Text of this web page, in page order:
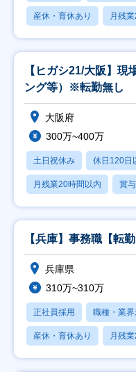
産休・育休あり 月残
【ヒガシ21/大阪】現
ング等）※転勤無し
大阪府
300万~400万
土日祝休み 休日120日
月残業20時間以内 賞
【兵庫】事務職【転
兵庫県
310万~310万
正社員採用 職種・業
産休・育休あり 月残